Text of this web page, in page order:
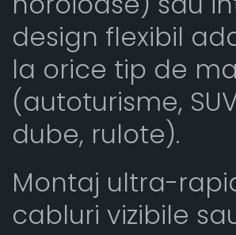
design flexibil
la orice tip de
(autoturisme,
dube, rulote).
Montaj ultra-
cabluri vizibile